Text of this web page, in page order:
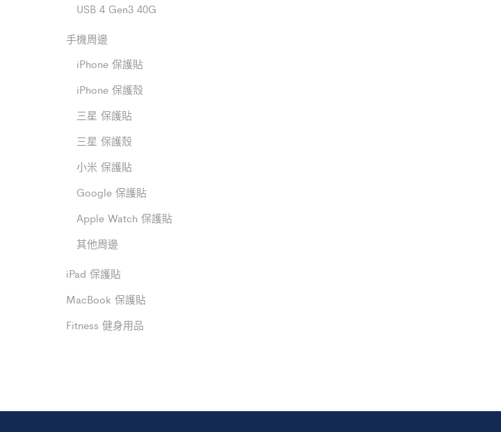
USB 4 Gen3 40G
手機周邊
iPhone 保護貼
iPhone 保護殼
三星 保護貼
三星 保護殼
小米 保護貼
Google 保護貼
Apple Watch 保護貼
其他周邊
iPad 保護貼
MacBook 保護貼
Fitness 健身用品